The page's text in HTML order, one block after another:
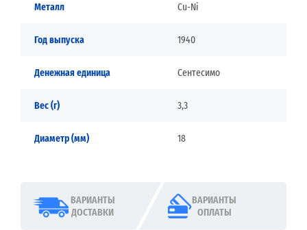
Металл Cu-Ni
Год выпуска 1940
Денежная единица Сентесимо
Вес (г) 3,3
Диаметр (мм) 18
ВАРИАНТЫ
ДОСТАВКИ
ВАРИАНТЫ
ОПЛАТЫ